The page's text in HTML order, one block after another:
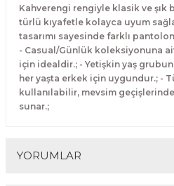
Kahverengi rengiyle klasik ve şık
türlü kıyafetle kolayca uyum
tasarımı sayesinde farklı
- Casual/Günlük koleksiyonuna
için idealdir.; - Yetişkin yaş
her yaşta erkek için uygundur.; -
kullanılabilir, mevsim
sunar.;
YORUMLAR